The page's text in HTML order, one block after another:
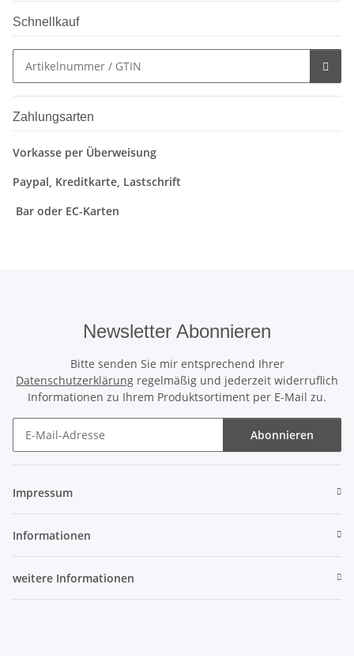
Schnellkauf
Zahlungsarten
Vorkasse per Überweisung
Paypal, Kreditkarte, Lastschrift
Bar oder EC-Karten
Newsletter Abonnieren
Bitte senden Sie mir entsprechend Ihrer
Datenschutzerklärung regelmäßig und jederzeit widerruflich
Informationen zu Ihrem Produktsortiment per E-Mail zu.
Abonnieren
Impressum
Informationen
weitere Informationen